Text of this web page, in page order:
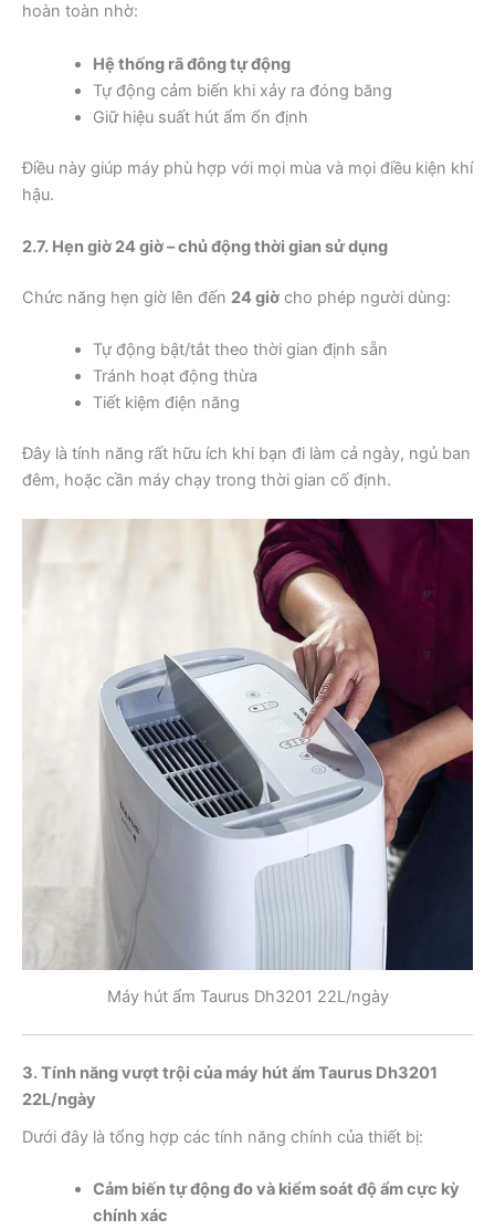
hoàn toàn nhờ:
Hệ thống rã đông tự động
Tự động cảm biến khi xảy ra đóng băng
Giữ hiệu suất hút ẩm ổn định
Điều này giúp máy phù hợp với mọi mùa và mọi điều kiện khí
hậu.
2.7. Hẹn giờ 24 giờ – chủ động thời gian sử dụng
Chức năng hẹn giờ lên đến 24 giờ cho phép người dùng:
Tự động bật/tắt theo thời gian định sẵn
Tránh hoạt động thừa
Tiết kiệm điện năng
Đây là tính năng rất hữu ích khi bạn đi làm cả ngày, ngủ ban
đêm, hoặc cần máy chạy trong thời gian cố định.
Máy hút ẩm Taurus Dh3201 22L/ngày
3. Tính năng vượt trội của máy hút ẩm Taurus Dh3201
22L/ngày
Dưới đây là tổng hợp các tính năng chính của thiết bị:
Cảm biến tự động đo và kiểm soát độ ẩm cực kỳ
chính xác